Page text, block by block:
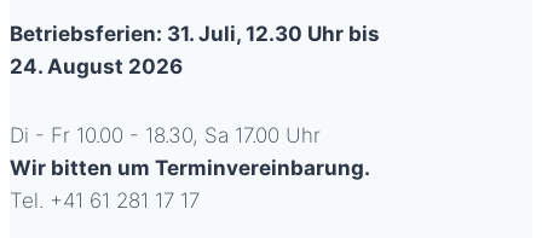
Betriebsferien: 31. Juli, 12.30 Uhr bis
24. August 2026
Di - Fr 10.00 - 18.30, Sa 17.00 Uhr
Wir bitten um Terminvereinbarung.
Tel. +41 61 281 17 17